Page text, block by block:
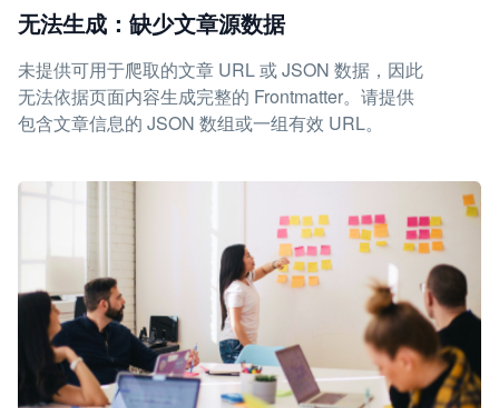
无法生成：缺少文章源数据
未提供可用于爬取的文章 URL 或 JSON 数据，因此
无法依据页面内容生成完整的 Frontmatter。请提供
包含文章信息的 JSON 数组或一组有效 URL。